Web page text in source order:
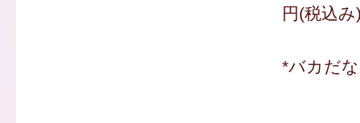
円(税込み
*バカだ